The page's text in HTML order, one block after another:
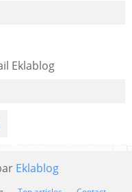
Eklablog
Eklablog